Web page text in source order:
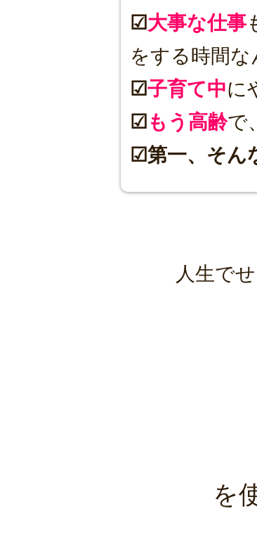
☑大事な仕事
をする時間な
☑子育て中に
☑ もう高齢で
☑第一、そん
人生で
を